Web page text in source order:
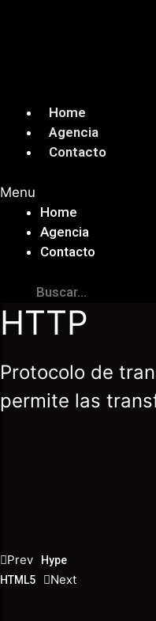
Home
Agencia
Contacto
Menu
Home
Agencia
Contacto
HTTP
Protocolo de
permite las
Prev
Hype
HTML5
Next